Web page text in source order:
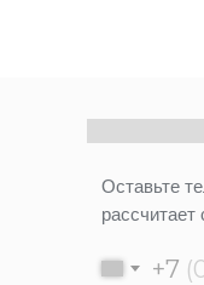
+7
Оставьте
рассчитает